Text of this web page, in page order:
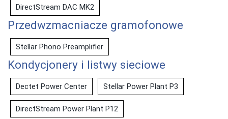
DirectStream DAC MK2
Przedwzmacniacze gramofonowe
Stellar Phono Preamplifier
Kondycjonery i listwy sieciowe
Dectet Power Center Stellar Power Plant P3
DirectStream Power Plant P12